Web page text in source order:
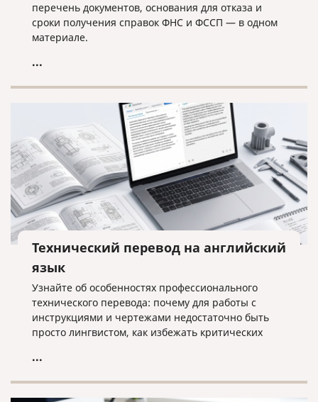
перечень документов, основания для отказа и
сроки получения справок ФНС и ФССП — в одном
материале.
...
Технический перевод на английский
язык
Узнайте об особенностях профессионального
технического перевода: почему для работы с
инструкциями и чертежами недостаточно быть
просто лингвистом, как избежать критических
получения качественного результата при работе с
...